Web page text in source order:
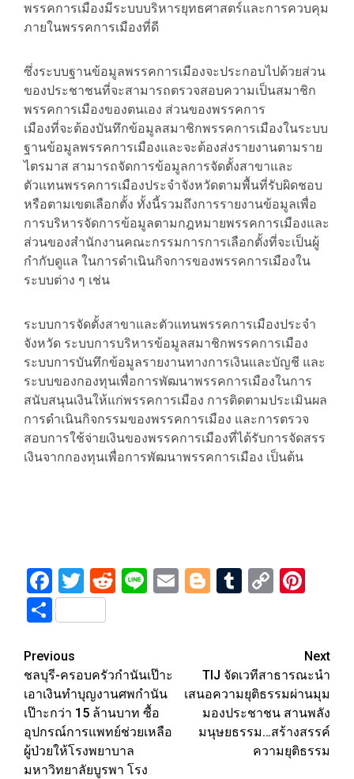
พรรคการเมืองมีระบบบริหารยุทธศาสตร์และการควบคุม
ภายในพรรคการเมืองที่ดี
ซึ่งระบบฐานข้อมูลพรรคการเมืองจะประกอบไปด้วยส่วน
ของประชาชนที่จะสามารถตรวจสอบความเป็นสมาชิก
พรรคการเมืองของตนเอง ส่วนของพรรคการ
เมืองที่จะต้องบันทึกข้อมูลสมาชิกพรรคการเมืองในระบบ
ฐานข้อมูลพรรคการเมืองและจะต้องส่งรายงานตามราย
ไตรมาส สามารถจัดการข้อมูลการจัดตั้งสาขาและ
ตัวแทนพรรคการเมืองประจำจังหวัดตามพื้นที่รับผิดชอบ
หรือตามเขตเลือกตั้ง ทั้งนี้รวมถึงการรายงานข้อมูลเพื่อ
การบริหารจัดการข้อมูลตามกฎหมายพรรคการเมืองและ
ส่วนของสำนักงานคณะกรรมการการเลือกตั้งที่จะเป็นผู้
กำกับดูแล ในการดำเนินกิจการของพรรคการเมืองใน
ระบบต่าง ๆ เช่น
ระบบการจัดตั้งสาขาและตัวแทนพรรคการเมืองประจำ
จังหวัด ระบบการบริหารข้อมูลสมาชิกพรรคการเมือง
ระบบการบันทึกข้อมูลรายงานทางการเงินและบัญชี และ
ระบบของกองทุนเพื่อการพัฒนาพรรคการเมืองในการ
สนับสนุนเงินให้แก่พรรคการเมือง การติดตามประเมินผล
การดำเนินกิจกรรมของพรรคการเมือง และการตรวจ
สอบการใช้จ่ายเงินของพรรคการเมืองที่ได้รับการจัดสรร
เงินจากกองทุนเพื่อการพัฒนาพรรคการเมือง เป็นต้น
Facebook
Twitter
Reddit
LineEmailBlogger
Tumblr
Copy
Share
Post
navigation
Previous
ชลบุรี-ครอบครัวกำนันเป๊าะ
เอาเงินทำบุญงานศพกำนัน
เป๊าะกว่า 15 ล้านบาท ซื้อ
อุปกรณ์การแพทย์ช่วยเหลือ
ผู้ป่วยให้โรงพยาบาล
มหาวิทยาลัยบูรพา โรง
Next
TIJ จัดเวทีสาธารณะนำ
เสนอความยุติธรรมผ่านมุม
มองประชาชน สานพลัง
มนุษยธรรม…สร้างสรรค์
ความยุติธรรม